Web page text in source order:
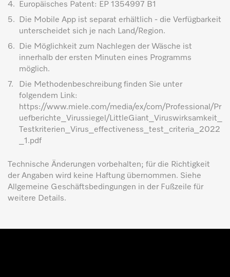
4.
Europäisches Patent: EP 1354997 B1
5.
Die Mobile App ist separat erhältlich - die Verfügbarkeit
unterscheidet sich je nach Land/Region.
6.
Die Möglichkeit zum Nachlegen der Wäsche ist
innerhalb der ersten Minuten eines Programms
möglich.
7.
Die Methodenbeschreibung finden Sie unter
folgendem Link:
https://www.miele.com/media/ex/com/Professional/Pr
uefberichte_Virussiegel/LittleGiant_Viruswirksamkeit_
Testkriterien_Virus_effectiveness_test_criteria_2022
_1.pdf
Technische Änderungen vorbehalten; für die Richtigkeit
der Angaben wird keine Haftung übernommen. Siehe
Allgemeine Geschäftsbedingungen in der Fußzeile für
weitere Details.